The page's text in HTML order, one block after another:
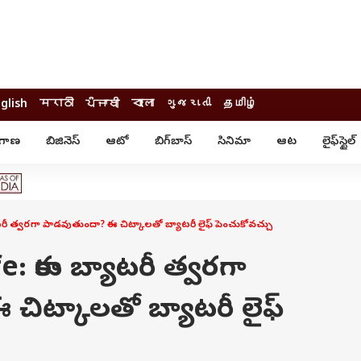
मराठी ਪੰਜਾਬੀ বাংলা ગુજરાતી தமிழ்
బిజినెస్ ఆటో బిగ్‌బాస్ సినిమా ఆట లైఫ్‌స్టైల్‌
ఓటీటీ-వెబ్‌సిరీస్‌
టీవీ
క్రికెట్
ఐపీఎల్
యువ
INDIA AT 2047
త్వరగా పాడవుతుందా? ఈ చిట్కాలతో బ్యాటరీ లైఫ్ పెంచుకోవచ్చు
కారు బ్యాటరీ త్వరగా
చిట్కాలతో బ్యాటరీ లైఫ్